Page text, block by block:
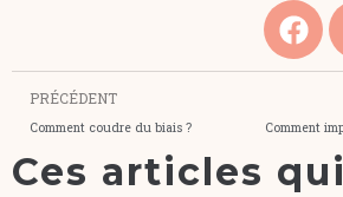
PRÉCÉDENT
Comment coudre du biais ?
Ces articles qui